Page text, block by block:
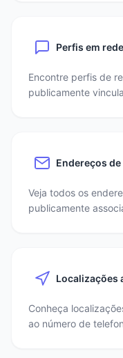
Perfis em
Encontre perfis de
publicamente
Endereços
Veja todos os
publicamente
Localizações
Conheça
ao número de